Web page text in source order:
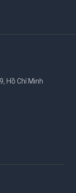
Hồ Chí Minh